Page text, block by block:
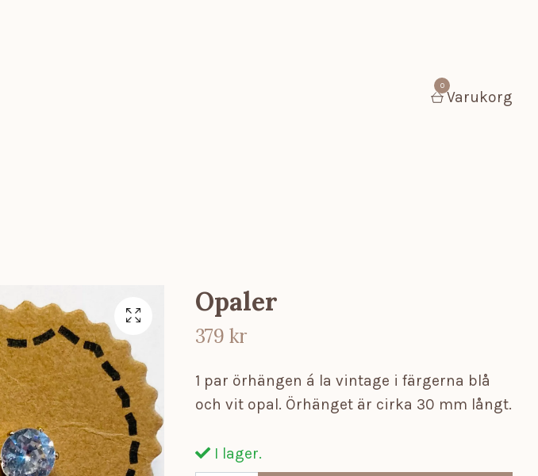
0
Varukorg
Opaler
379 kr
1 par örhängen á la vintage i färgerna blå
och vit opal. Örhänget är cirka 30 mm långt.
I lager.